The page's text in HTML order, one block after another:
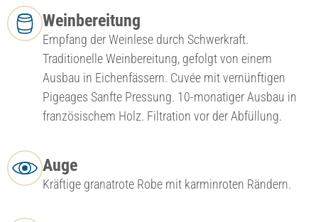
Weinbereitung
Empfang der Weinlese durch Schwerkraft.
Traditionelle Weinbereitung, gefolgt von einem
Ausbau in Eichenfässern. Cuvée mit vernünftigen
Pigeages Sanfte Pressung. 10-monatiger Ausbau in
französischem Holz. Filtration vor der Abfüllung.
Auge
Kräftige granatrote Robe mit karminroten Rändern.